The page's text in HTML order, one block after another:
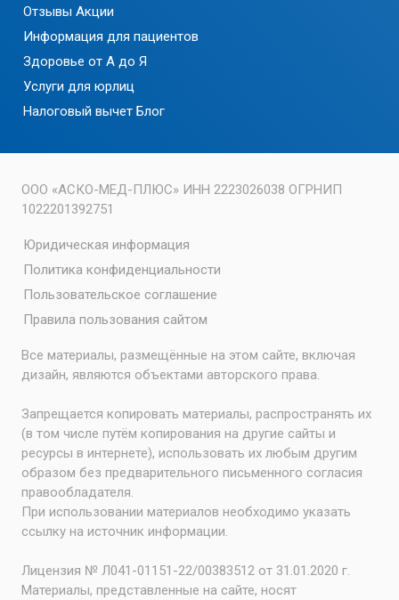
Отзывы Акции
Информация для пациентов
Здоровье от А до Я
Услуги для юрлиц
Налоговый вычет Блог
ООО «АСКО-МЕД-ПЛЮС» ИНН 2223026038 ОГРНИП
1022201392751
Юридическая информация
Политика конфиденциальности
Пользовательское соглашение
Правила пользования сайтом
Все материалы, размещённые на этом сайте, включая
дизайн, являются объектами авторского права.
Запрещается копировать материалы, распространять их
(в том числе путём копирования на другие сайты и
ресурсы в интернете), использовать их любым другим
образом без предварительного письменного согласия
правообладателя.
При использовании материалов необходимо указать
ссылку на источник информации.
Лицензия № Л041-01151-22/00383512 от 31.01.2020 г.
Материалы, представленные на сайте, носят